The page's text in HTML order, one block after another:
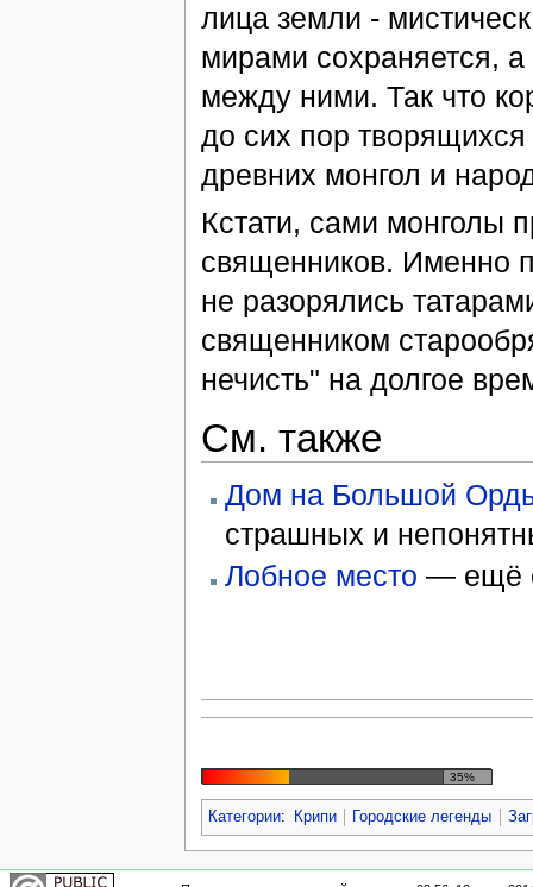
лица земли -
мирами сохраняется,
между ними. Так что
до сих пор
древних монгол и
Кстати, сами монголы
священников. Именно
не разорялись
священником
нечисть" на долгое
См. также
Дом на Большой
страшных и
Лобное место — ещё
35%
Категории: Крипи Городские легенды